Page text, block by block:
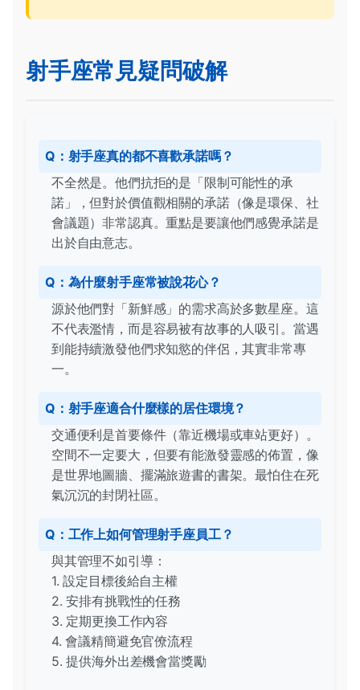
射手座常見疑問破解
Q：射手座真的都不喜歡承諾嗎？
不全然是。他們抗拒的是「限制可能性的承
諾」，但對於價值觀相關的承諾（像是環保、社
會議題）非常認真。重點是要讓他們感覺承諾是
出於自由意志。
Q：為什麼射手座常被說花心？
源於他們對「新鮮感」的需求高於多數星座。這
不代表濫情，而是容易被有故事的人吸引。當遇
到能持續激發他們求知慾的伴侶，其實非常專
一。
Q：射手座適合什麼樣的居住環境？
交通便利是首要條件（靠近機場或車站更好）。
空間不一定要大，但要有能激發靈感的佈置，像
是世界地圖牆、擺滿旅遊書的書架。最怕住在死
氣沉沉的封閉社區。
Q：工作上如何管理射手座員工？
與其管理不如引導：
1. 設定目標後給自主權
2. 安排有挑戰性的任務
3. 定期更換工作內容
4. 會議精簡避免官僚流程
5. 提供海外出差機會當獎勵